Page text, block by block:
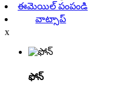
ఈమెయిల్ పంపండి
వాట్సాప్
x
ఫోన్